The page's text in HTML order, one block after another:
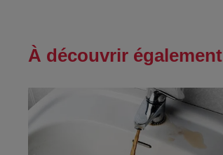
À découvrir également